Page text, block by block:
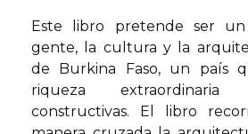
Este libro pretende ser
gente, la cultura y la
de Burkina Faso, un país
riqueza
constructivas. El libro